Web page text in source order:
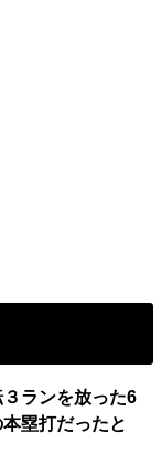
ランを放った6
塁打だったと